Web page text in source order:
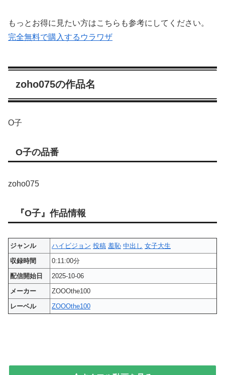
もっとお得に見たい方はこちらも参考にしてください。
完全無料で購入するウラワザ
zoho075の作品名
O子
O子の品番
zoho075
『O子』作品情報
ジャンル ハイビジョン 投稿 羞恥 中出し 女子大生
収録時間
0:11:00分
配信開始日
2025-10-06
メーカー
ZOOOthe100
レーベル
ZOOOthe100